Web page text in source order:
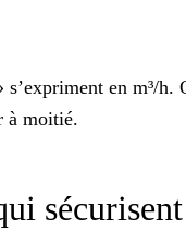
en m³/h.
à moitié.